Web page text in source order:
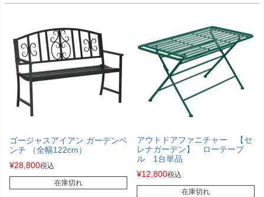
ゴージャスアイアン ガーデンベ
ンチ （全幅122cm）
¥28,800税込
在庫切れ
アウトドアファニチャー 【セ
レナガーデン】 ローテーブ
ル 1台単品
¥12,800税込
在庫切れ